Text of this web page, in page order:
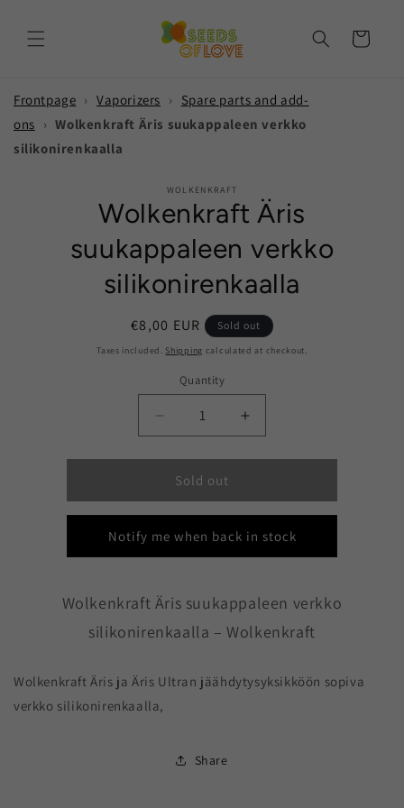
content
Cart
Frontpage › Vaporizers ›
Spare parts and add-
ons › Wolkenkraft Äris suukappaleen verkko
silikonirenkaalla
WOLKENKRAFT
Wolkenkraft Äris
suukappaleen verkko
silikonirenkaalla
Regular
price
€8,00 EUR Sold out
Taxes included. Shipping calculated at checkout.
Quantity
Quantity
Decrease
quantity
for
Wolkenkraft
Äris
suukappaleen
verkko
silikonirenkaalla
Increase
quantity
for
Äris
suukappaleen
verkko
silikonirenkaalla
Sold out
Notify me when back in stock
Wolkenkraft Äris suukappaleen verkko
silikonirenkaalla – Wolkenkraft
Wolkenkraft Äris ja Äris Ultran jäähdytysyksikköön sopiva
verkko silikonirenkaalla,
Share